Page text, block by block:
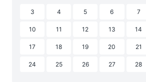
3 4 5 6 7
10 11 12 13 14
17 18 19 20 21
24 25 26 27 28